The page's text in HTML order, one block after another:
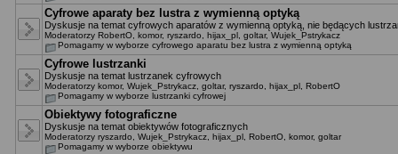
Cyfrowe aparaty bez lustra z wymienną optyką
Dyskusje na temat cyfrowych aparatów z wymienną optyką, nie będących
Moderatorzy RobertO komor, ryszardo hijax_pl goltar, Wujek_Pstrykacz
Pomagamy w wyborze cyfrowego aparatu bez lustra z wymienną optyką
Cyfrowe lustrzanki
Dyskusje na temat lustrzanek cyfrowych
Moderatorzy komor, Wujek_Pstrykacz goltar, ryszardo hijax_pl RobertO
Pomagamy w wyborze lustrzanki cyfrowej
Obiektywy fotograficzne
Dyskusje na temat obiektywów fotograficznych
Moderatorzy ryszardo Wujek_Pstrykacz hijax_pl RobertO komor, goltar
Pomagamy w wyborze obiektywu